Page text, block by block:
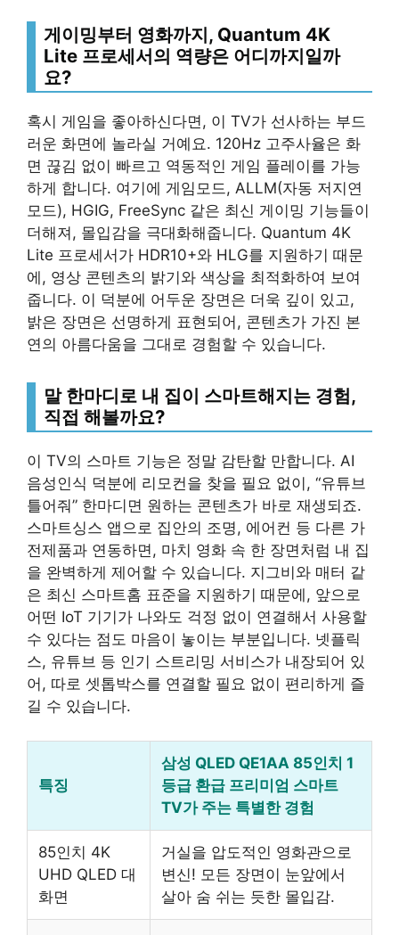
게이밍부터 영화까지, Quantum 4K
Lite 프로세서의 역량은 어디까지일까
요?
혹시 게임을 좋아하신다면, 이 TV가 선사하는 부드
러운 화면에 놀라실 거예요. 120Hz 고주사율은 화
면 끊김 없이 빠르고 역동적인 게임 플레이를 가능
하게 합니다. 여기에 게임모드, ALLM(자동 저지연
모드), HGIG, FreeSync 같은 최신 게이밍 기능들이
더해져, 몰입감을 극대화해줍니다. Quantum 4K
Lite 프로세서가 HDR10+와 HLG를 지원하기 때문
에, 영상 콘텐츠의 밝기와 색상을 최적화하여 보여
줍니다. 이 덕분에 어두운 장면은 더욱 깊이 있고,
밝은 장면은 선명하게 표현되어, 콘텐츠가 가진 본
연의 아름다움을 그대로 경험할 수 있습니다.
말 한마디로 내 집이 스마트해지는 경험,
직접 해볼까요?
이 TV의 스마트 기능은 정말 감탄할 만합니다. AI
음성인식 덕분에 리모컨을 찾을 필요 없이, “유튜브
틀어줘” 한마디면 원하는 콘텐츠가 바로 재생되죠.
스마트싱스 앱으로 집안의 조명, 에어컨 등 다른 가
전제품과 연동하면, 마치 영화 속 한 장면처럼 내 집
을 완벽하게 제어할 수 있습니다. 지그비와 매터 같
은 최신 스마트홈 표준을 지원하기 때문에, 앞으로
어떤 IoT 기기가 나와도 걱정 없이 연결해서 사용할
수 있다는 점도 마음이 놓이는 부분입니다. 넷플릭
스, 유튜브 등 인기 스트리밍 서비스가 내장되어 있
어, 따로 셋톱박스를 연결할 필요 없이 편리하게 즐
길 수 있습니다.
특징
삼성 QLED QE1AA 85인치 1
등급 환급 프리미엄 스마트
TV가 주는 특별한 경험
85인치 4K
UHD QLED 대
화면
거실을 압도적인 영화관으로
변신! 모든 장면이 눈앞에서
살아 숨 쉬는 듯한 몰입감.